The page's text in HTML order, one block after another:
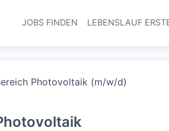
JOBS FINDEN LEBENSLAUF
Photovoltaik (m/w/d)